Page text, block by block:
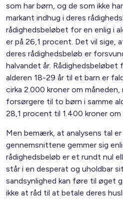
som har børn, og de som ikke
markant indhug i deres
rådighedsbeløbet for en enlig i
er på 26,1 procent. Det vil sige,
deres rådighedsbeløb er
halvandet år.
alderen 18-29 år til et barn er
cirka 2.000 kroner om
forsørgere til to børn i samme
28,1 procent til 1.400 kroner om
Men bemærk, at analysens tal
gennemsnittene gemmer sig
rådighedsbeløb er et rundt nul
står i en desperat og uholdbar
sandsynlighed kan føre til øget
ikke at råd til at betale deres